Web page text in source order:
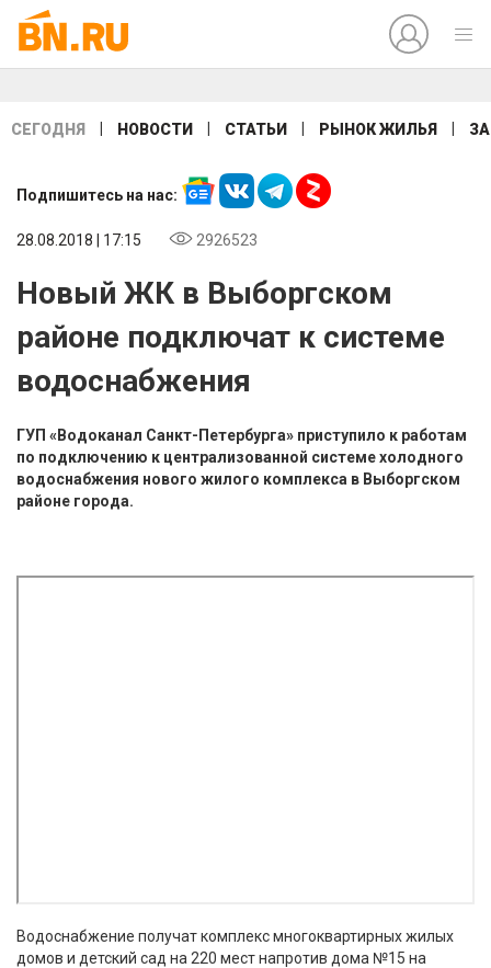
СЕГОДНЯ НОВОСТИ СТАТЬИ РЫНОК ЖИЛЬЯ
Подпишитесь на нас:
28.08.2018 | 17:15 2926523
Новый ЖК в Выборгском
районе подключат к системе
водоснабжения
ГУП «Водоканал Санкт-Петербурга» приступило к работам
по подключению к централизованной системе холодного
водоснабжения нового жилого комплекса в Выборгском
районе города.
Водоснабжение получат комплекс многоквартирных жилых
домов и детский сад на 220 мест напротив дома №15 на